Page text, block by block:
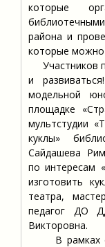
которые
района и
которые можно
Участников
и
модельной
площадке
мультстудии
куклы»
Сайдашева
по интересам
изготовить
театра,
педагог ДО
Викторовна.
В рамках